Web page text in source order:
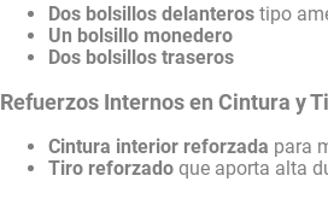
Dos bolsillos delanteros tipo
Un bolsillo monedero
Dos bolsillos traseros
Refuerzos Internos en Cintura y
Cintura interior reforzada para
Tiro reforzado que aporta alta